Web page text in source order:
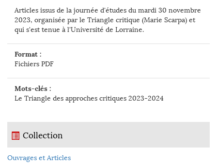
Articles issus de la journée d'études du mardi 30 novembre
2023, organisée par le Triangle critique (Marie Scarpa) et
qui s'est tenue à l'Université de Lorraine.
Format :
Fichiers PDF
Mots-clés :
Le Triangle des approches critiques 2023-2024
Collection
Ouvrages et Articles